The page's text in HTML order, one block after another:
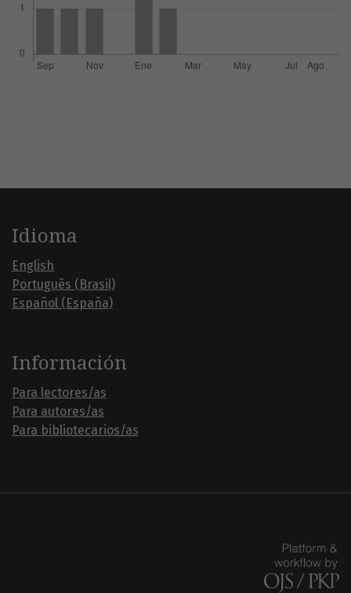
Idioma
English
Português (Brasil)
Español (España)
Información
Para lectores/as
Para autores/as
Para bibliotecarios/as